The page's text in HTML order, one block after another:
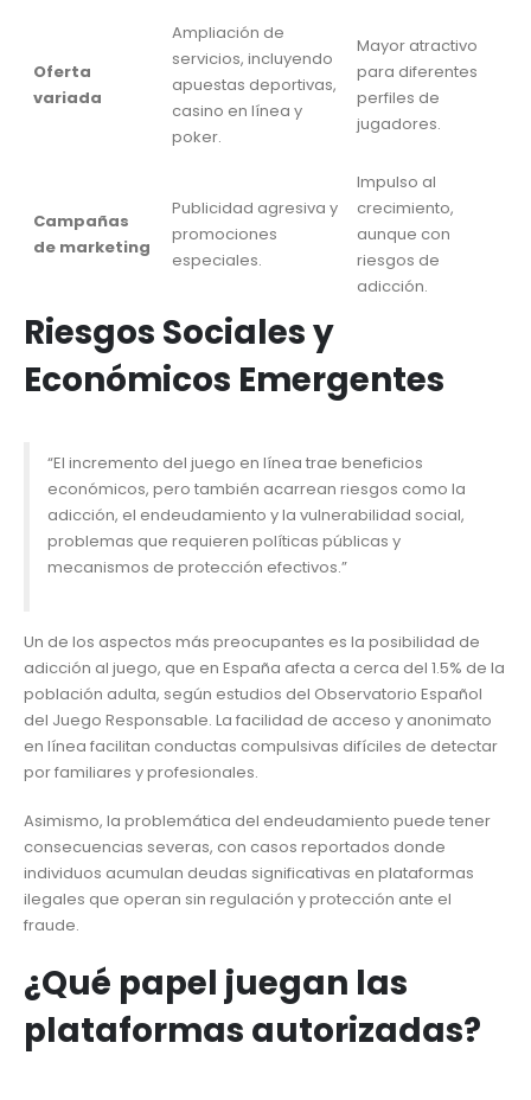
Oferta
variada
Ampliación de
servicios, incluyendo
apuestas deportivas,
casino en línea y
poker.
Mayor atractivo
para diferentes
perfiles de
jugadores.
Campañas
de marketing
Publicidad agresiva y
promociones
especiales.
Impulso al
crecimiento,
aunque con
riesgos de
adicción.
Riesgos Sociales y
Económicos Emergentes
“El incremento del juego en línea trae beneficios
económicos, pero también acarrean riesgos como la
adicción, el endeudamiento y la vulnerabilidad social,
problemas que requieren políticas públicas y
mecanismos de protección efectivos.”
Un de los aspectos más preocupantes es la posibilidad de
adicción al juego, que en España afecta a cerca del 1.5% de la
población adulta, según estudios del Observatorio Español
del Juego Responsable. La facilidad de acceso y anonimato
en línea facilitan conductas compulsivas difíciles de detectar
por familiares y profesionales.
Asimismo, la problemática del endeudamiento puede tener
consecuencias severas, con casos reportados donde
individuos acumulan deudas significativas en plataformas
ilegales que operan sin regulación y protección ante el
fraude.
¿Qué papel juegan las
plataformas autorizadas?